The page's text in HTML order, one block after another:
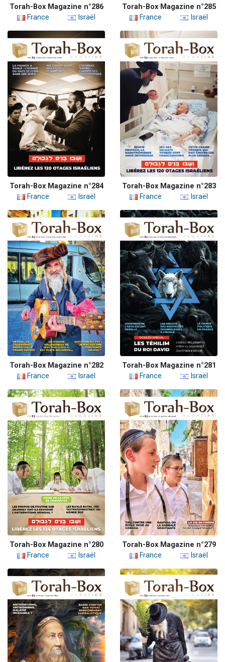
Torah-Box Magazine n°286
France
Israël
Torah-Box Magazine n°285
France
Israël
Torah-Box Magazine n°284
France
Israël
Torah-Box Magazine n°283
France
Israël
Torah-Box Magazine n°282
France
Israël
Torah-Box Magazine n°281
France
Israël
Torah-Box Magazine n°280
France
Israël
Torah-Box Magazine n°279
France
Israël